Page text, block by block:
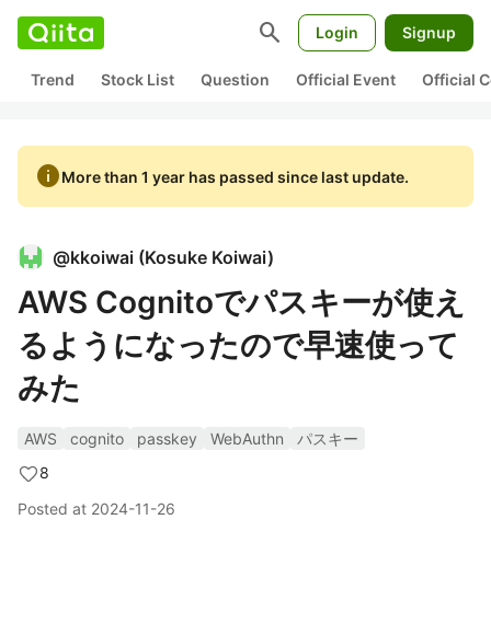
search Login Signup
Trend Stock List Question Official Event Official
infoMore than 1 year has passed since last update.
@kkoiwai (Kosuke Koiwai)
AWS Cognitoでパスキーが使え
るようになったので早速使って
みた
AWS cognito passkey WebAuthn
パスキー
8
Posted at 2024-11-26